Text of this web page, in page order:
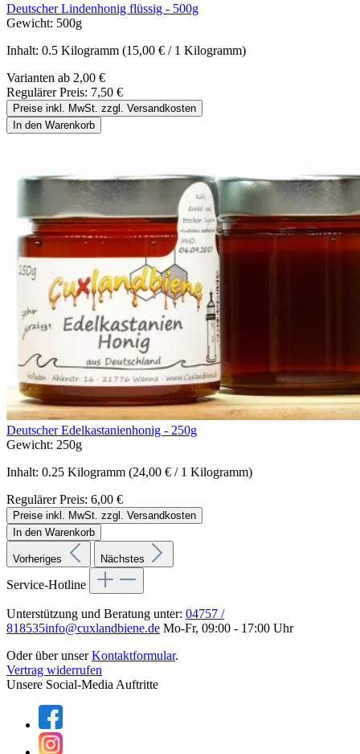
Deutscher Lindenhonig flüssig - 500g
Gewicht: 500g
Inhalt: 0.5 Kilogramm (15,00 € / 1 Kilogramm)
Varianten ab 2,00 €
Regulärer Preis: 7,50 €
Preise inkl. MwSt. zzgl. Versandkosten
In den Warenkorb
Deutscher Edelkastanienhonig - 250g
Gewicht: 250g
Inhalt: 0.25 Kilogramm (24,00 € / 1 Kilogramm)
Regulärer Preis: 6,00 €
Preise inkl. MwSt. zzgl. Versandkosten
In den Warenkorb
Vorheriges Nächstes
Service-Hotline
Unterstützung und Beratung unter: 04757 /
818535info@cuxlandbiene.de Mo-Fr, 09:00 - 17:00 Uhr
Oder über unserKontaktformular.
Vertrag widerrufen
Unsere Social-Media Auftritte